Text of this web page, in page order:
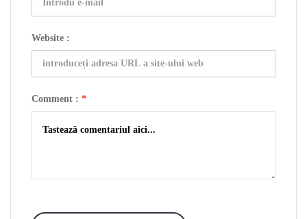
Website :
Comment : *